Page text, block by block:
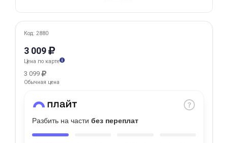
Код: 2880
3 009
Цена по карте
3 099
Обычная цена
Разбить на части без переплат
Добавляйте товары
Оплачивайте сегодня только
25% картой любого банка
Получайте товар
выбранный способом